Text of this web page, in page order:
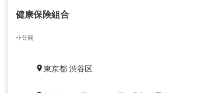
健康保険組合
非公開
東京都 渋谷区